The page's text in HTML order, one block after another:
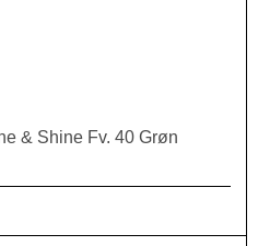
& Shine Fv. 40 Grøn